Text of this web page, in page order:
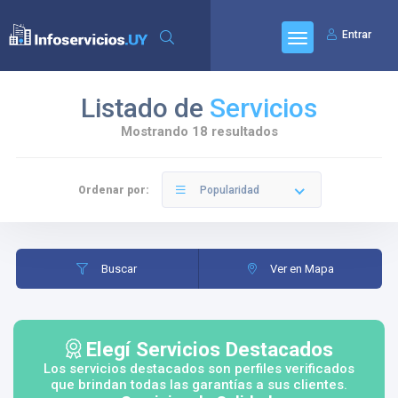
Entrar
Listado de Servicios
Mostrando 18 resultados
Ordenar por: Popularidad
Buscar Ver en Mapa
Elegí Servicios Destacados
Los servicios destacados son perfiles verificados
que brindan todas las garantías a sus clientes.